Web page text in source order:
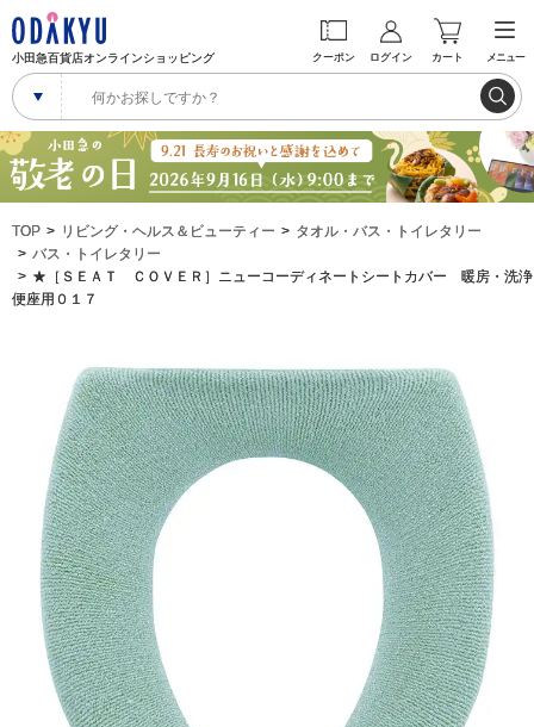
小田急百貨店オンラインショッピング クーポン ログイン カート メニュー
TOP リビング・ヘルス＆ビューティー
タオル・バス・トイレタリー
バス・トイレタリー
★［ＳＥＡＴ ＣＯＶＥＲ］ニューコーディネートシートカバー 暖房・洗浄
便座用０１７